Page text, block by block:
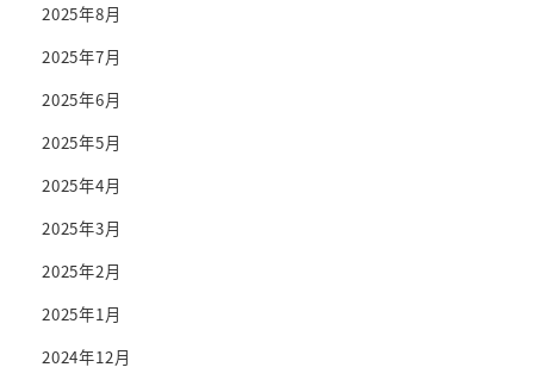
2025年8月
2025年7月
2025年6月
2025年5月
2025年4月
2025年3月
2025年2月
2025年1月
2024年12月